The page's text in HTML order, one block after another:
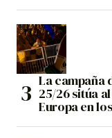
La campaña
25/26 sitúa
Europa en